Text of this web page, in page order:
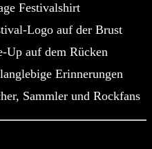
Festivalshirt
Logo auf der Brust
Up auf dem Rücken
Erinnerungen
Sammler und Rockfans